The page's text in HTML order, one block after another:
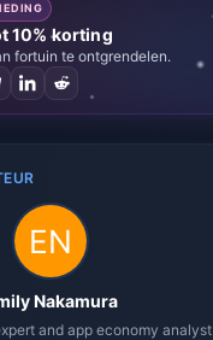
10% korting
fortuin te ontgrendelen.
Nakamura
and app economy analyst